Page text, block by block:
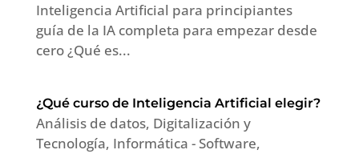
Inteligencia Artificial para principiantes
guía de la IA completa para empezar desde
cero ¿Qué es...
¿Qué curso de Inteligencia Artificial elegir?
Análisis de datos, Digitalización y
Tecnología, Informática - Software,